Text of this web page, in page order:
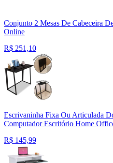
Conjunto 2 Mesas De Cabeceira
Online
R$ 251,10
Escrivaninha Fixa Ou Articulada
Computador Escritório Home
R$ 145,99